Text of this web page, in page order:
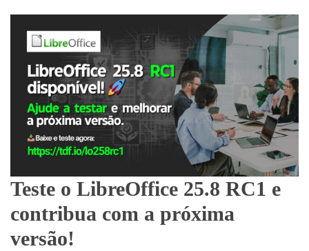
Teste o LibreOffice 25.8 RC1 e
contribua com a próxima
versão!